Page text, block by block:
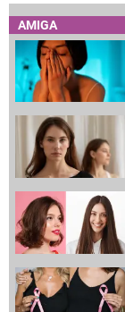
AMIGA